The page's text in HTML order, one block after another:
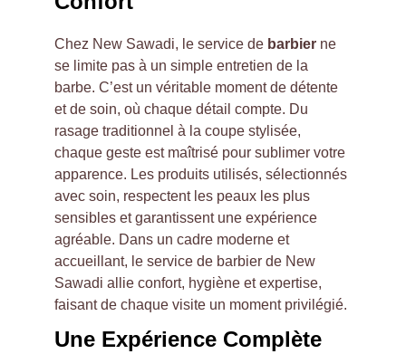
Chez New Sawadi, le service de barbier ne
se limite pas à un simple entretien de la
barbe. C’est un véritable moment de détente
et de soin, où chaque détail compte. Du
rasage traditionnel à la coupe stylisée,
chaque geste est maîtrisé pour sublimer votre
apparence. Les produits utilisés, sélectionnés
avec soin, respectent les peaux les plus
sensibles et garantissent une expérience
agréable. Dans un cadre moderne et
accueillant, le service de barbier de New
Sawadi allie confort, hygiène et expertise,
faisant de chaque visite un moment privilégié.
Une Expérience Complète